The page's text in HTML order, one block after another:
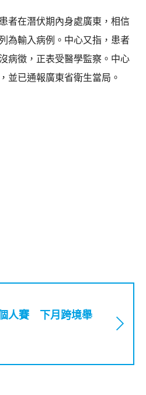
者在潛伏期內身處廣東，相信
為輸入病例。中心又指，患者
病徵，正表受醫學監察。中心
並已通報廣東省衛生當局。
人賽 下月跨境舉